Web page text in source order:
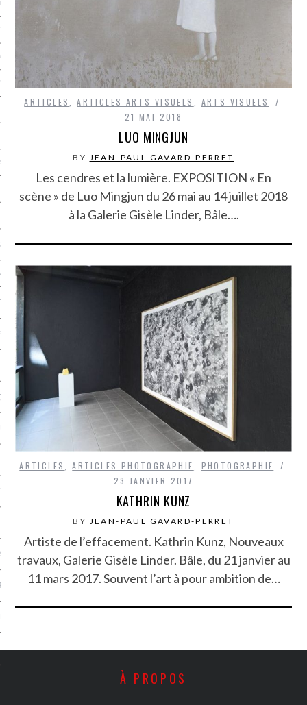
GUERRE
EN VOD
ARTICLES ,ARTICLES ARTS VISUELS
ARTS VISUELS
21 MAI 2018
LUO MINGJUN
BY JEAN-PAUL GAVARD-PERRET
Les cendres et la lumière. EXPOSITION « En
scène » de Luo Mingjun du 26 mai au 14 juillet 2018
à la Galerie Gisèle Linder, Bâle….
ARTICLES ,ARTICLES PHOTOGRAPHIE
PHOTOGRAPHIE
23 JANVIER 2017
KATHRIN KUNZ
BY JEAN-PAUL GAVARD-PERRET
Artiste de l’effacement. Kathrin Kunz, Nouveaux
travaux, Galerie Gisèle Linder. Bâle, du 21 janvier au
11 mars 2017. Souvent l’art à pour ambition de…
À PROPOS